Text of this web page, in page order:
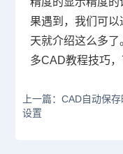
果遇到，我们可
天就介绍这么多了
多CAD教程技巧
上一篇：CAD自动保
设置